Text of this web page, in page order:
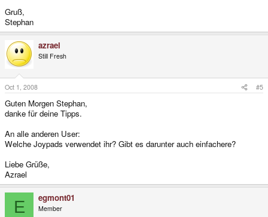
Gruß,
Stephan
azrael
Still Fresh
Oct 1, 2008 #5
Guten Morgen Stephan,
danke für deine Tipps.
An alle anderen User:
Welche Joypads verwendet ihr? Gibt es darunter auch einfachere?
Liebe Grüße,
Azrael
E egmont01
Member